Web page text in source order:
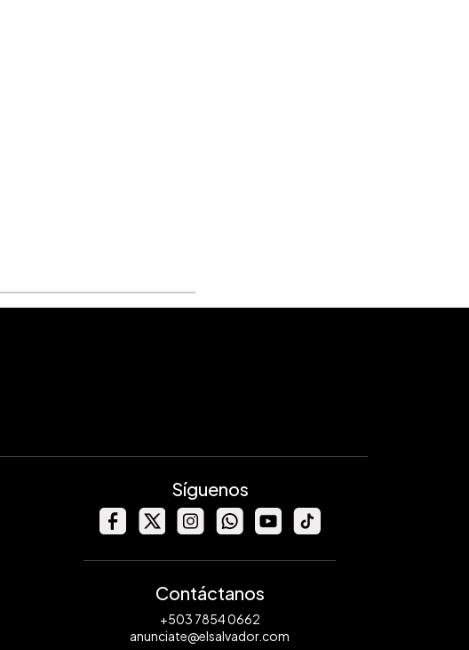
Síguenos
Contáctanos
+503 7854 0662
anunciate@elsalvador.com